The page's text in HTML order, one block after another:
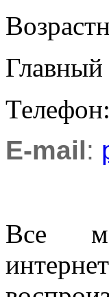
Главный
E-mail:
Все